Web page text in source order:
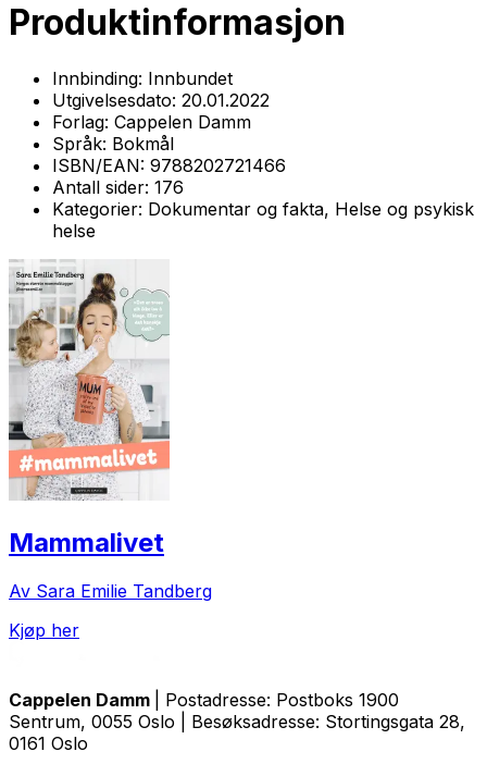
Produktinformasjon
Innbinding: Innbundet
Utgivelsesdato: 20.01.2022
Forlag: Cappelen Damm
Språk: Bokmål
ISBN/EAN: 9788202721466
Antall sider: 176
Kategorier: Dokumentar og fakta, Helse og psykisk
helse
Mammalivet
Av Sara Emilie Tandberg
Kjøp her
Cappelen Damm
| Postadresse: Postboks 1900
Sentrum, 0055 Oslo | Besøksadresse: Stortingsgata 28,
0161 Oslo